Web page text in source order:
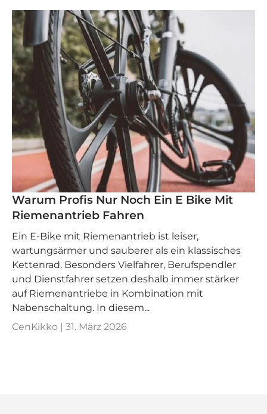
Warum Profis Nur Noch Ein E Bike Mit
Riemenantrieb Fahren
Ein E‑Bike mit Riemenantrieb ist leiser,
wartungsärmer und sauberer als ein klassisches
Kettenrad. Besonders Vielfahrer, Berufspendler
und Dienstfahrer setzen deshalb immer stärker
auf Riemenantriebe in Kombination mit
Nabenschaltung. In diesem...
CenKikko | 31. März 2026